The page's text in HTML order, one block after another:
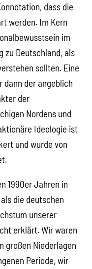
dass die
werden. Im Kern
im
zu Deutschland, als
sollten. Eine
dann der angeblich
der
Nordens und
Ideologie ist
und wurde von
1990er Jahren in
die deutschen
unserer
erklärt. Wir waren
großen Niederlagen
Periode, wir